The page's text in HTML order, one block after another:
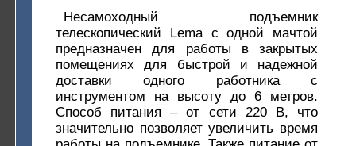
Несамоходный подъемник
телескопический Lema с одной мачтой
предназначен для работы в закрытых
помещениях для быстрой и надежной
доставки одного работника с
инструментом на высоту до 6 метров.
Способ питания – от сети 220 В, что
значительно позволяет увеличить время